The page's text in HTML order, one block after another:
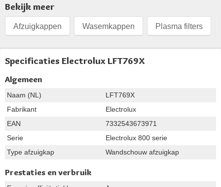
Bekijk meer
Afzuigkappen Wasemkappen Plasma filters
Specificaties Electrolux LFT769X
Algemeen
Naam (NL)
LFT769X
Fabrikant
Electrolux
EAN
7332543673971
Serie
Electrolux 800 serie
Type afzuigkap
Wandschouw afzuigkap
Prestaties en verbruik